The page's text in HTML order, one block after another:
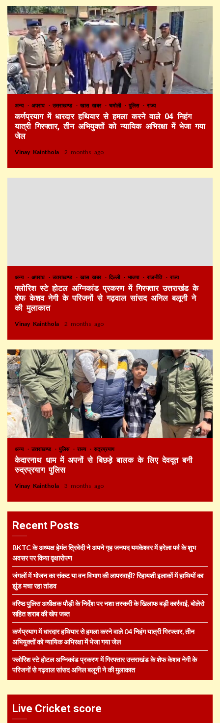
अन्य अपराध उत्तराखण्ड खास खबर चमोली पुलिस राज्य
कर्णप्रयाग में धारदार हथियार से हमला करने वाले 04 निहंग
यात्री गिरफ्तार, तीन अभियुक्तों को न्यायिक अभिरक्षा में भेजा गया
जेल
Vinay Kainthola 2 months ago
अन्य अपराध उत्तराखण्ड खास खबर दिल्ली भाजपा राजनीति राज्य
फ्लोरिश स्टे होटल अग्निकांड प्रकरण में गिरफ्तार उत्तराखंड के
शेफ केशव नेगी के परिजनों से गढ़वाल सांसद अनिल बलूनी ने
की मुलाकात
Vinay Kainthola 2 months ago
अन्य उत्तराखण्ड पुलिस राज्य रुद्रप्रयाग
केदारनाथ धाम में अपनों से बिछड़े बालक के लिए देवदूत बनी
रुद्रप्रयाग पुलिस
Vinay Kainthola 3 months ago
Recent Posts
BKTC के अध्यक्ष हेमंत त्रिवेदी ने अपने गृह जनपद यमकेश्वर में हरेला पर्व के शुभ
अवसर पर किया वृक्षारोपण
जंगलों में भोजन का संकट या वन विभाग की लापरवाही? रिहायशी इलाकों में हाथियों का
झुंड मचा रहा तांडव
वरिष्ठ पुलिस अधीक्षक पौड़ी के निर्देश पर नशा तस्करी के खिलाफ बड़ी कार्रवाई, बोलेरो
सहित शराब की खेप जब्त
कर्णप्रयाग में धारदार हथियार से हमला करने वाले 04 निहंग यात्री गिरफ्तार, तीन
अभियुक्तों को न्यायिक अभिरक्षा में भेजा गया जेल
फ्लोरिश स्टे होटल अग्निकांड प्रकरण में गिरफ्तार उत्तराखंड के शेफ केशव नेगी के
परिजनों से गढ़वाल सांसद अनिल बलूनी ने की मुलाकात
Live Cricket score